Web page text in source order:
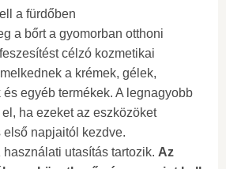
a fürdőben
a bőrt a gyomorban otthoni
célzó kozmetikai
a krémek, gélek,
egyéb termékek. A legnagyobb
ha ezeket az eszközöket
első napjaitól kezdve.
utasítás tartozik. Az